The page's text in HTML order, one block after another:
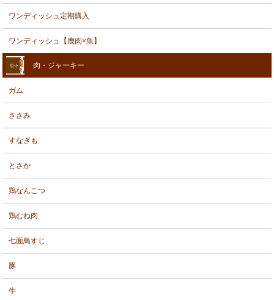
ワンディッシュ定期購入
ワンディッシュ【鹿肉×魚】
肉・ジャーキー
ガム
ささみ
すなぎも
とさか
鶏なんこつ
鶏むね肉
七面鳥すじ
豚
牛